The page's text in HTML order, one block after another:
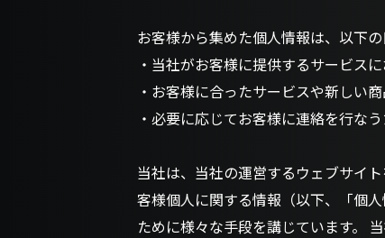
お客様から集めた個人情報は、以下の
・当社がお客様に提供するサービス
・お客様に合ったサービスや新しい
・必要に応じてお客様に連絡を行な
当社は、当社の運営するウェブサイ
客様個人に関する情報（以下、「個
ために様々な手段を講じています。